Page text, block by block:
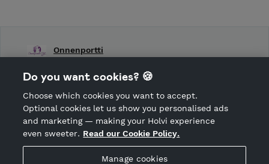
Joka kuukauden alussa voit kirjoittaa, mistä olet kiitollinen
omassa elämässäsi. Pystyt näin keskittymään juuri siihen,
mistä olet kiitollinen. Ja silloin, kuten sanoin jo aikaisemmin,
sinulle alkaa tulla lisää samankaltaisia tilanteita. Ja kun
kuukausi on ohi, tulostat uuden täyttämättömän version ja
pystyt jälleen kirjoittamaan sinne kaikesta, mistä olet
kiitollinen. Ja näin loputtomiin! Eli riittää kun ostat kerran
Kiitollisuuspäiväkirjan ja voit käyttää sitä vuosikymmeniä.
Hosted by Holvi
Onnenportti
Shop privacy policy
CANCEL ORDER
Do you want cookies? 🍪
Choose which cookies you want to accept.
Optional cookies let us show you personalised ads
and marketing — making your Holvi experience
even sweeter. Read our Cookie Policy.
Manage cookies